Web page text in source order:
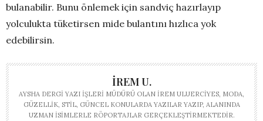
bulanabilir. Bunu önlemek için sandviç hazırlayıp
yolculukta tüketirsen mide bulantını hızlıca yok
edebilirsin.
İREM U.
AYSHA DERGI YAZI İŞLERI MÜDÜRÜ OLAN İREM ULUERCIYES, MODA,
GÜZELLIK, STIL, GÜNCEL KONULARDA YAZILAR YAZIP, ALANINDA
UZMAN ISIMLERLE RÖPORTAJLAR GERÇEKLEŞTIRMEKTEDIR.